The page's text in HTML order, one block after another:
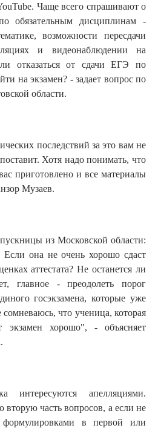
Чаще всего спрашивают о
обязательным дисциплинам -
возможности пересдачи
и видеонаблюдении на
отказаться от сдачи ЕГЭ по
на экзамен? - задает вопрос по
области.
последствий за это вам не
Хотя надо понимать, что
приготовлено и все материалы
Музаев.
из Московской области:
она не очень хорошо сдаст
аттестата? Не останется ли
главное - преодолеть порог
госэкзамена, которые уже
что ученица, которая
экзамен хорошо", - объясняет
апелляциями.
часть вопросов, а если не
формулировками в первой или